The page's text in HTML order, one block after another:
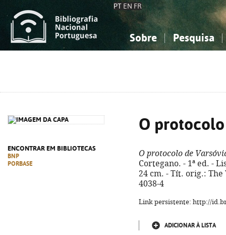
PT EN FR
Sobre Pesquisa
ENCONTRAR EM BIBLIOTECAS
BNP
PORBASE
O
O protocolo de
Cortegano. - 1ª ed. -
24 cm. - Tít. orig.: The
4038-4
Link persistente: http://
ADICIONAR À LISTA